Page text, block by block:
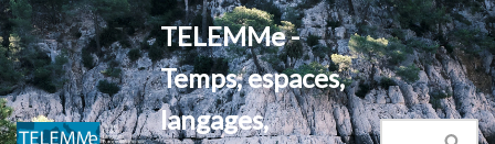
Aller
au
contenu
TELEMMe -
Temps, espaces,
langages,